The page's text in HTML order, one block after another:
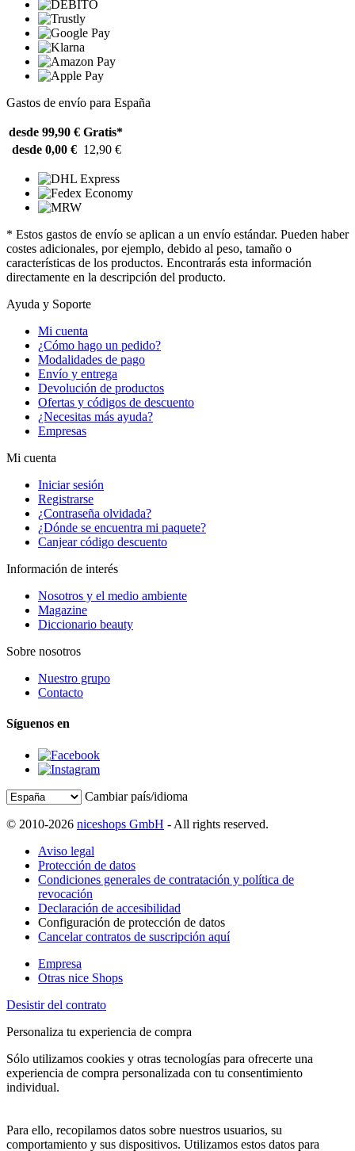
Gastos de envío para España
desde 99,90 € Gratis*
desde 0,00 € 12,90 €
* Estos gastos de envío se aplican a un envío estándar. Pueden haber
costes adicionales, por ejemplo, debido al peso, tamaño o
características de los productos. Encontrarás esta información
directamente en la descripción del producto.
Ayuda y Soporte
Mi cuenta
¿Cómo hago un pedido?
Modalidades de pago
Envío y entrega
Devolución de productos
Ofertas y códigos de descuento
¿Necesitas más ayuda?
Empresas
Mi cuenta
Iniciar sesión
Registrarse
¿Contraseña olvidada?
¿Dónde se encuentra mi paquete?
Canjear código descuento
Información de interés
Nosotros y el medio ambiente
Magazine
Diccionario beauty
Sobre nosotros
Nuestro grupo
Contacto
Síguenos en
Cambiar país/idioma
© 2010-2026 niceshops GmbH - All rights reserved.
Aviso legal
Protección de datos
Condiciones generales de contratación y política de
revocación
Declaración de accesibilidad
Configuración de protección de datos
Cancelar contratos de suscripción aquí
Empresa
Otras nice Shops
Desistir del contrato
Personaliza tu experiencia de compra
Sólo utilizamos cookies y otras tecnologías para ofrecerte una
experiencia de compra personalizada con tu consentimiento
individual.
Para ello, recopilamos datos sobre nuestros usuarios, su
comportamiento y sus dispositivos. Utilizamos estos datos para